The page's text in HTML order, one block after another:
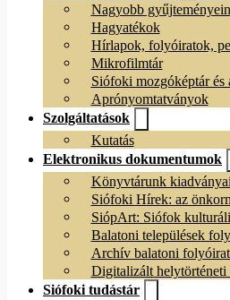
Nagyobb
Hagyatékok
Hírlapok, folyóiratok,
Mikrofilmtár
Siófoki mozgóképtár
Aprónyomtatványok
Szolgáltatások
Kutatás
Elektronikus dokumentumok
Könyvtárunk kiadványai
Siófoki Hírek: az
SiópArt: Siófok
Balatoni települések
Archív balatoni
Digitalizált
Siófoki tudástár